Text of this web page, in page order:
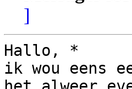
]
Hallo, *
ik wou eens